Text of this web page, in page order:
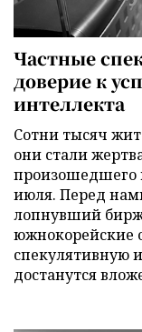
Частные
доверие к
интеллекта
Сотни тысяч
они стали
произошедшего
июля. Перед
лопнувший
южнокорейские
спекулятивную
достанутся